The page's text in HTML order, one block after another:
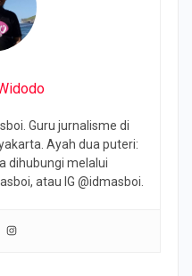
Guru jurnalisme di
Ayah dua puteri:
dihubungi melalui
atau IG @idmasboi.